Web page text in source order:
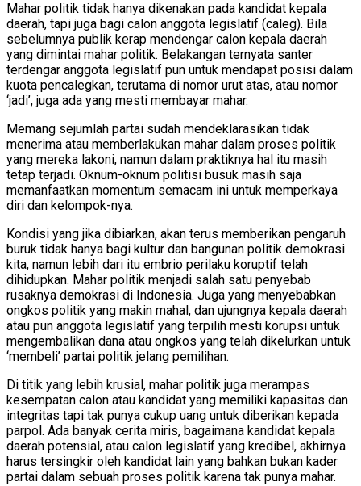
Mahar politik tidak hanya dikenakan pada kandidat kepala
daerah, tapi juga bagi calon anggota legislatif (caleg). Bila
sebelumnya publik kerap mendengar calon kepala daerah
yang dimintai mahar politik. Belakangan ternyata santer
terdengar anggota legislatif pun untuk mendapat posisi dalam
kuota pencalegkan, terutama di nomor urut atas, atau nomor
‘jadi’, juga ada yang mesti membayar mahar.
Memang sejumlah partai sudah mendeklarasikan tidak
menerima atau memberlakukan mahar dalam proses politik
yang mereka lakoni, namun dalam praktiknya hal itu masih
tetap terjadi. Oknum-oknum politisi busuk masih saja
memanfaatkan momentum semacam ini untuk memperkaya
diri dan kelompok-nya.
Kondisi yang jika dibiarkan, akan terus memberikan pengaruh
buruk tidak hanya bagi kultur dan bangunan politik demokrasi
kita, namun lebih dari itu embrio perilaku koruptif telah
dihidupkan. Mahar politik menjadi salah satu penyebab
rusaknya demokrasi di Indonesia. Juga yang menyebabkan
ongkos politik yang makin mahal, dan ujungnya kepala daerah
atau pun anggota legislatif yang terpilih mesti korupsi untuk
mengembalikan dana atau ongkos yang telah dikelurkan untuk
‘membeli’ partai politik jelang pemilihan.
Di titik yang lebih krusial, mahar politik juga merampas
kesempatan calon atau kandidat yang memiliki kapasitas dan
integritas tapi tak punya cukup uang untuk diberikan kepada
parpol. Ada banyak cerita miris, bagaimana kandidat kepala
daerah potensial, atau calon legislatif yang kredibel, akhirnya
harus tersingkir oleh kandidat lain yang bahkan bukan kader
partai dalam sebuah proses politik karena tak punya mahar.